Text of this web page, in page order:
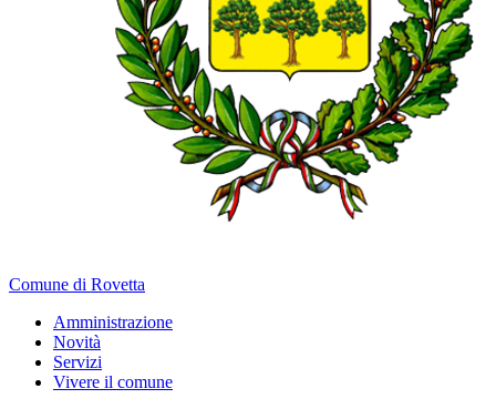
Comune di Rovetta
Amministrazione
Novità
Servizi
Vivere il comune